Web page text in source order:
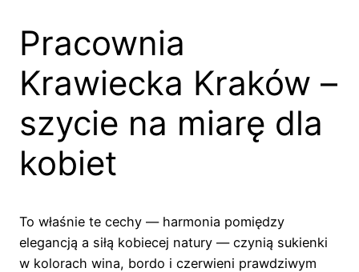
Pracownia
Krawiecka Kraków –
szycie na miarę dla
kobiet
To właśnie te cechy — harmonia pomiędzy
elegancją a siłą kobiecej natury — czynią sukienki
w kolorach wina, bordo i czerwieni prawdziwym